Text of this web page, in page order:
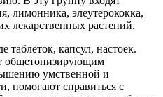
лимонника, элеутерококка,
лекарственных растений.
таблеток, капсул, настоек.
общетонизирующим
умственной и
помогают справиться с